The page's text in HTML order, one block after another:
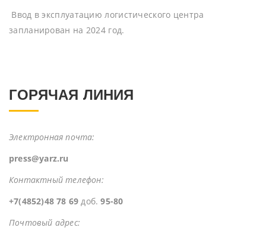
Ввод в эксплуатацию логистического центра
запланирован на 2024 год.
ГОРЯЧАЯ ЛИНИЯ
Электронная почта:
press@yarz.ru
Контактный телефон:
+7(4852)48 78 69 доб.95-80
Почтовый адрес: